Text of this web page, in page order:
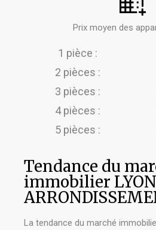
Prix moyen des
1 pièce :
2 pièces :
3 pièces :
4 pièces :
5 pièces :
Tendance du
immobilier
La tendance du marché